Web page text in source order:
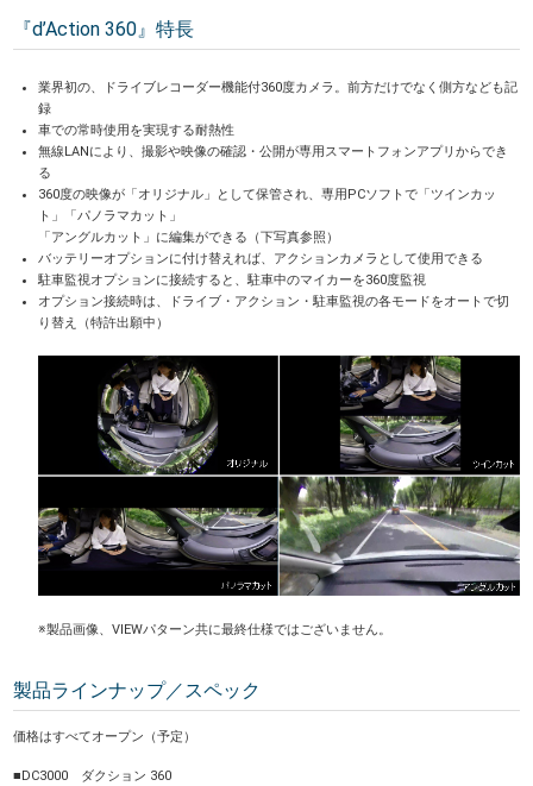
『d’Action 360』特長
業界初の、ドライブレコーダー機能付360度カメラ。前方だけでなく側方なども記
録
車での常時使用を実現する耐熱性
無線LANにより、撮影や映像の確認・公開が専用スマートフォンアプリからでき
る
360度の映像が「オリジナル」として保管され、専用PCソフトで「ツインカッ
ト」「パノラマカット」
「アングルカット」に編集ができる（下写真参照）
バッテリーオプションに付け替えれば、アクションカメラとして使用できる
駐車監視オプションに接続すると、駐車中のマイカーを360度監視
オプション接続時は、ドライブ・アクション・駐車監視の各モードをオートで切
り替え（特許出願中）
※製品画像、VIEWパターン共に最終仕様ではございません。
製品ラインナップ／スペック
価格はすべてオープン（予定）
■DC3000 ダクション 360